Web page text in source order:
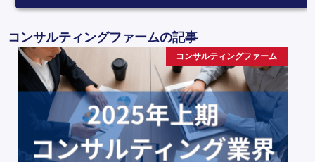
コンサルティングファームの記事
コンサルティングファーム